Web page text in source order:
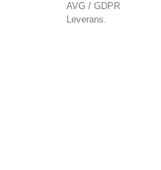
AVG / GDPR
Leverans.